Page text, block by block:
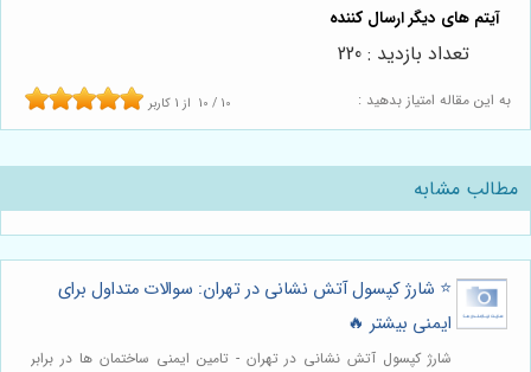
به این مقاله امتیاز بدهید : 10 / 10 از 1 کاربر
تعداد بازدید : 220
مطالب مشابه
⭐️ شارژ کپسول آتش نشانی در تهران: سوالات متداول برای
ایمنی بیشتر 🔥
شارژ کپسول آتش نشانی در تهران - تامین ایمنی ساختمان ها در برابر